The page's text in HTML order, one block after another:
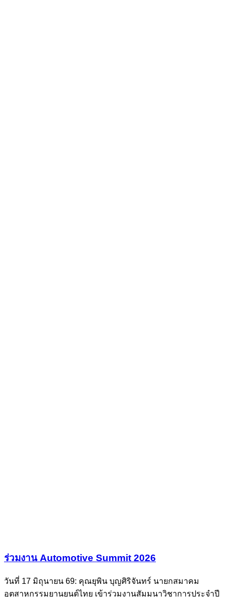
ร่วมงาน Automotive Summit 2026
วันที่ 17 มิถุนายน 69: คุณยุพิน บุญศิริจันทร์ นายกสมาคม
อุตสาหกรรมยานยนต์ไทย เข้าร่วมงานสัมมนาวิชาการประจำปี